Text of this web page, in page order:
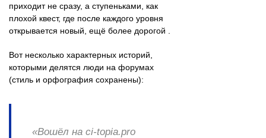
приходит не сразу, а ступеньками, как
плохой квест, где после каждого уровня
открывается новый, ещё более дорогой .
Вот несколько характерных историй,
которыми делятся люди на форумах
(стиль и орфография сохранены):
«Вошёл на ci-topia.pro